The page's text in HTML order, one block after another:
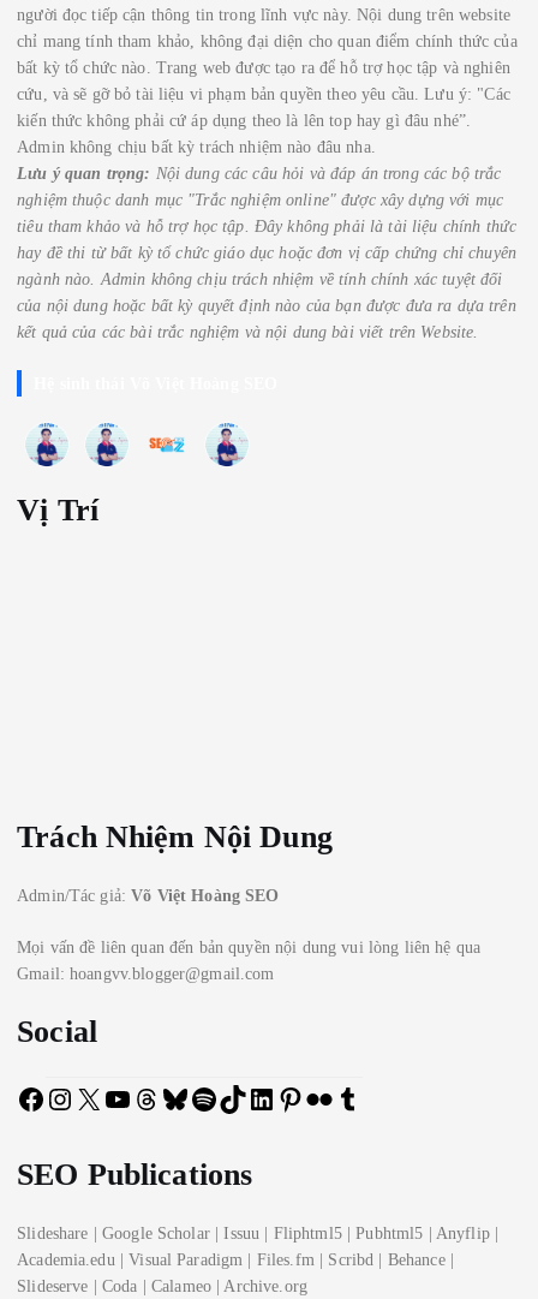
người đọc tiếp cận thông tin trong lĩnh vực này. Nội dung trên website
chỉ mang tính tham khảo, không đại diện cho quan điểm chính thức của
bất kỳ tổ chức nào. Trang web được tạo ra để hỗ trợ học tập và nghiên
cứu, và sẽ gỡ bỏ tài liệu vi phạm bản quyền theo yêu cầu. Lưu ý: "Các
kiến thức không phải cứ áp dụng theo là lên top hay gì đâu nhé”.
Admin không chịu bất kỳ trách nhiệm nào đâu nha.
Lưu ý quan trọng: Nội dung các câu hỏi và đáp án trong các bộ trắc
nghiệm thuộc danh mục "Trắc nghiệm online" được xây dựng với mục
tiêu tham khảo và hỗ trợ học tập. Đây không phải là tài liệu chính thức
hay đề thi từ bất kỳ tổ chức giáo dục hoặc đơn vị cấp chứng chỉ chuyên
ngành nào. Admin không chịu trách nhiệm về tính chính xác tuyệt đối
của nội dung hoặc bất kỳ quyết định nào của bạn được đưa ra dựa trên
kết quả của các bài trắc nghiệm và nội dung bài viết trên Website.
Vị Trí
Trách Nhiệm Nội Dung
Admin/Tác giả:Võ Việt Hoàng SEO
Mọi vấn đề liên quan đến bản quyền nội dung vui lòng liên hệ qua
Gmail: hoangvv.blogger@gmail.com
Social
F
e
o
o
k
I
t
g
r
a
X
Y
T
b
e
T
e
d
s
B
e
k
y
S
t
f
y
T
T
k
L
d
I
n
P
r
e
s
F
r
r
SEO Publications
Slideshare | Google Scholar|Issuu | Fliphtml5|Pubhtml5 | Anyflip|
Academia.edu |Visual Paradigm | Files.fm | Scribd | Behance|
Slideserve | Coda | Calameo| Archive.org